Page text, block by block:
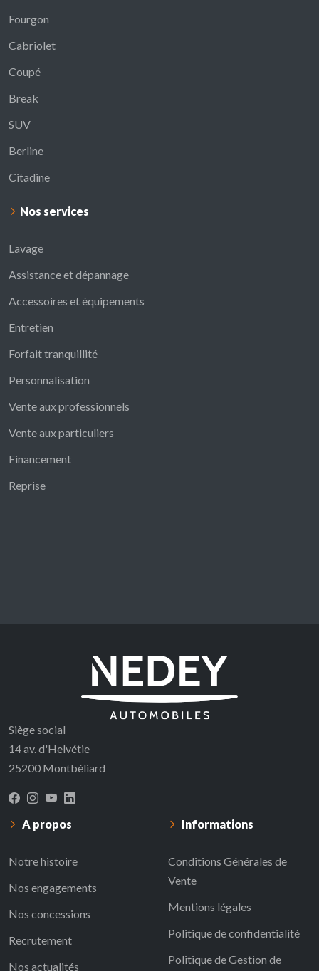
Fourgon
Cabriolet
Coupé
Break
SUV
Berline
Citadine
Nos services
Lavage
Assistance et dépannage
Accessoires et équipements
Entretien
Forfait tranquillité
Personnalisation
Vente aux professionnels
Vente aux particuliers
Financement
Reprise
Siège social
14 av. d'Helvétie
25200 Montbéliard
A propos
Notre histoire
Nos engagements
Nos concessions
Recrutement
Nos actualités
Informations
Conditions Générales de
Vente
Mentions légales
Politique de confidentialité
Politique de Gestion de